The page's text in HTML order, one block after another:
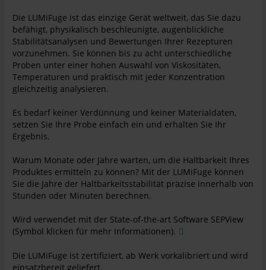
Die LUMiFuge ist das einzige Gerät weltweit, das Sie dazu
befähigt, physikalisch beschleunigte, augenblickliche
Stabilitätsanalysen und Bewertungen Ihrer Rezepturen
vorzunehmen. Sie können bis zu acht unterschiedliche
Proben unter einer hohen Auswahl von Viskositäten,
Temperaturen und praktisch mit jeder Konzentration
gleichzeitig analysieren.
Es bedarf keiner Verdünnung und keiner Materialdaten,
setzen Sie Ihre Probe einfach ein und erhalten Sie Ihr
Ergebnis.
Warum Monate oder Jahre warten, um die Haltbarkeit Ihres
Produktes ermitteln zu können? Mit der LUMiFuge können
Sie die Jahre der Haltbarkeitsstabilität präzise innerhalb von
Stunden oder Minuten berechnen.
Wird verwendet mit der State-of-the-art Software SEPView
(Symbol klicken für mehr Informationen).
Die LUMiFuge ist zertifiziert, ab Werk vorkalibriert und wird
einsatzbereit geliefert.